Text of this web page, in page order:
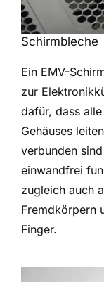
Schirmbleche
Ein EMV-
zur
dafür, dass
Gehäuses
verbunden
einwandfrei
zugleich auch
Fremdkörpern
Finger.